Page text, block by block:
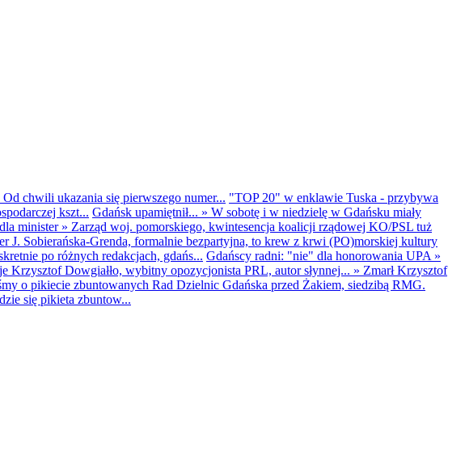
chwili ukazania się pierwszego numer... "TOP 20" w enklawie Tuska - przybywa
kszt... Gdańsk upamiętnił... » W sobotę i w niedzielę w Gdańsku miały
minister» Zarząd woj. pomorskiego, kwintesencja koalicji rządowej KO/PSL tuż
J. Sobierańska-Grenda, formalnie bezpartyjna, to krew z krwi (PO)morskiej kultury
po różnych redakcjach, gdańs... Gdańscy radni: "nie" dla honorowania UPA »
Krzysztof Dowgiałło, wybitny opozycjonista PRL, autor słynnej... » Zmarł Krzysztof
o pikiecie zbuntowanych Rad Dzielnic Gdańska przed Żakiem, siedzibą RMG.
się pikieta zbuntow...